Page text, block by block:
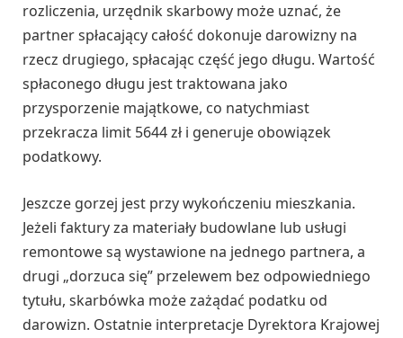
rozliczenia, urzędnik skarbowy może uznać, że
partner spłacający całość dokonuje darowizny na
rzecz drugiego, spłacając część jego długu. Wartość
spłaconego długu jest traktowana jako
przysporzenie majątkowe, co natychmiast
przekracza limit 5644 zł i generuje obowiązek
podatkowy.
Jeszcze gorzej jest przy wykończeniu mieszkania.
Jeżeli faktury za materiały budowlane lub usługi
remontowe są wystawione na jednego partnera, a
drugi „dorzuca się” przelewem bez odpowiedniego
tytułu, skarbówka może zażądać podatku od
darowizn. Ostatnie interpretacje Dyrektora Krajowej